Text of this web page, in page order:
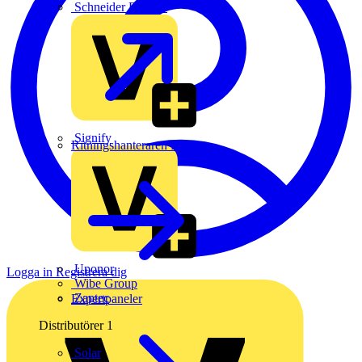
Schneider Electric
Signify
Uponor
Wibe Group
Zaptec
Distributörer 1
Solar
Ritningshanteraren Plint
Expertpaneler
Logga in Registrera dig